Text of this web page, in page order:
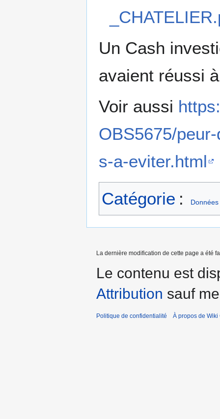
Un Cash
avaient réussi
Voir aussi
OBS5675/
s-a-eviter.html
Catégorie : Données
La dernière modification de cette page a été
Le contenu est
Attribution sauf
Politique de confidentialité À propos de Wiki